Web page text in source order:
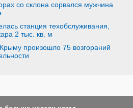
со склона сорвался мужчина
станция техобслуживания,
2 тыс. кв. м
произошло 75 возгораний